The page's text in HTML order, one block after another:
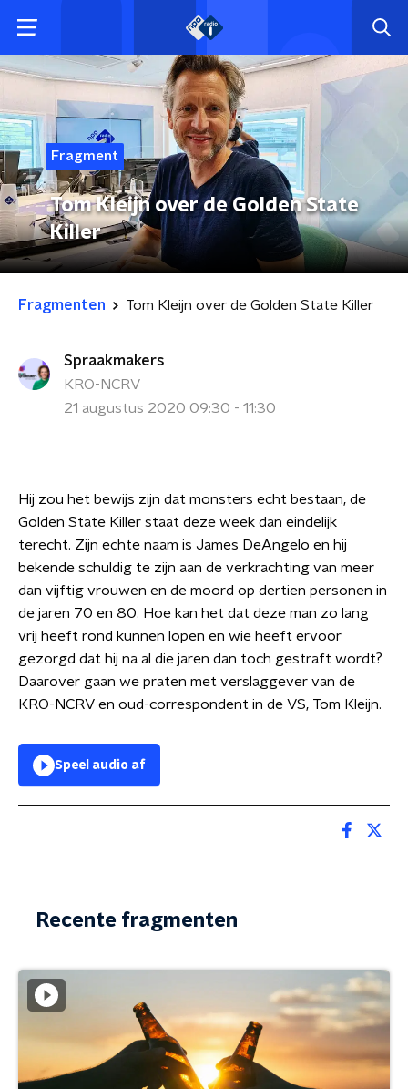
Fragment
Tom Kleijn over de Golden State
Killer
Fragmenten Tom Kleijn over de Golden State Killer
Spraakmakers
KRO-NCRV
21 augustus 2020 09:30 - 11:30
Hij zou het bewijs zijn dat monsters echt bestaan, de
Golden State Killer staat deze week dan eindelijk
terecht. Zijn echte naam is James DeAngelo en hij
bekende schuldig te zijn aan de verkrachting van meer
dan vijftig vrouwen en de moord op dertien personen in
de jaren 70 en 80. Hoe kan het dat deze man zo lang
vrij heeft rond kunnen lopen en wie heeft ervoor
gezorgd dat hij na al die jaren dan toch gestraft wordt?
Daarover gaan we praten met verslaggever van de
KRO-NCRV en oud-correspondent in de VS, Tom Kleijn.
Speel audio af
Recente fragmenten